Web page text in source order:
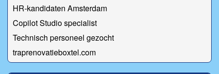
HR-kandidaten Amsterdam
Copilot Studio specialist
Technisch personeel gezocht
traprenovatieboxtel.com